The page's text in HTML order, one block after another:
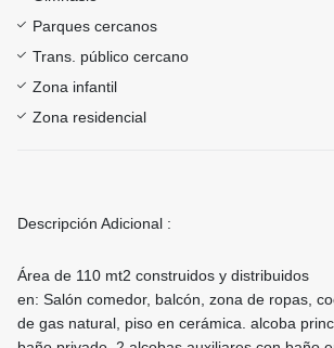
Parques cercanos
Trans. público cercano
Zona infantil
Zona residencial
Descripción Adicional :
Área de 110 mt2 construidos y distribuidos
en: Salón comedor, balcón, zona de ropas,
de gas natural, piso en cerámica. alcoba